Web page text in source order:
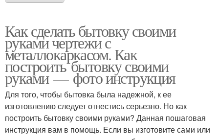
Как сделать бытовку своими
руками чертежи с
металлокаркасом. Как
построить бытовку своими
руками — фото инструкция
Для того, чтобы бытовка была надежной, к ее
изготовлению следует отнестись серьезно. Но как
построить бытовку своими руками? Данная пошаговая
инструкция вам в помощь. Если вы изготовите сами или